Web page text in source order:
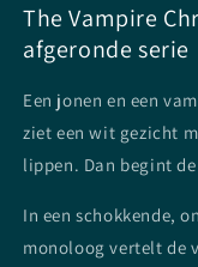
The Vampire
afgeronde serie
Een jonen en een
ziet een wit gezicht
lippen. Dan begint
In een schokkende,
monoloog vertelt de